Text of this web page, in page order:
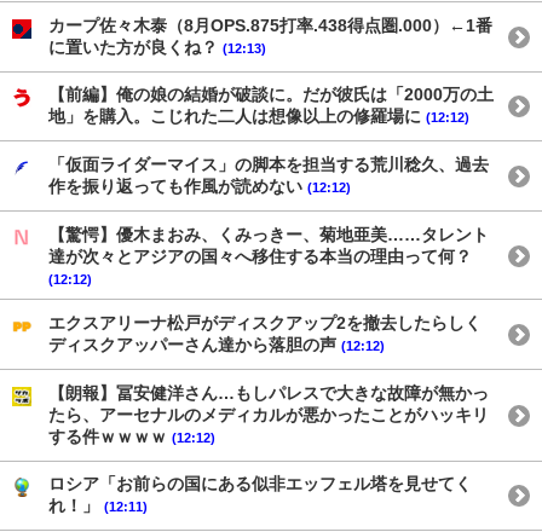
カープ佐々木泰（8月OPS.875打率.438得点圏.000）←1番
に置いた方が良くね？ (12:13)
【前編】俺の娘の結婚が破談に。だが彼氏は「2000万の土
地」を購入。こじれた二人は想像以上の修羅場に (12:12)
「仮面ライダーマイス」の脚本を担当する荒川稔久、過去
作を振り返っても作風が読めない (12:12)
【驚愕】優木まおみ、くみっきー、菊地亜美……タレント
達が次々とアジアの国々へ移住する本当の理由って何？
(12:12)
エクスアリーナ松戸がディスクアップ2を撤去したらしく
ディスクアッパーさん達から落胆の声 (12:12)
【朗報】冨安健洋さん…もしパレスで大きな故障が無かっ
たら、アーセナルのメディカルが悪かったことがハッキリ
する件ｗｗｗｗ (12:12)
ロシア「お前らの国にある似非エッフェル塔を見せてく
れ！」
(12:11)